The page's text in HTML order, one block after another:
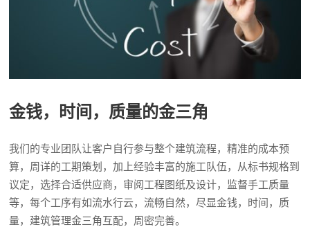
金钱，时间，质量的金三角
我们的专业团队让客户自行参与整个建筑流程，精准的成本预
算，周详的工期策划，加上经验丰富的施工队伍，从标书规格到
议定，选择合适供应商，审阅工程图纸及设计，监督手工质量
等，每个工序有如流水行云，流畅自然，尽显金钱，时间，质
量，建筑管理金三角互配，周密完善。